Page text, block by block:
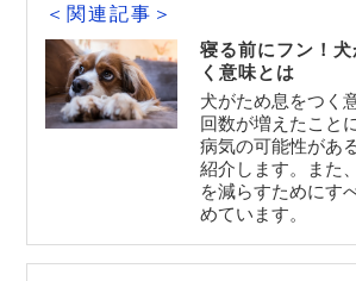
＜関連記事＞
寝る前にフン！
く意味とは
犬がため息をつく
回数が増えたこと
病気の可能性があ
紹介します。また
を減らすためにす
めています。